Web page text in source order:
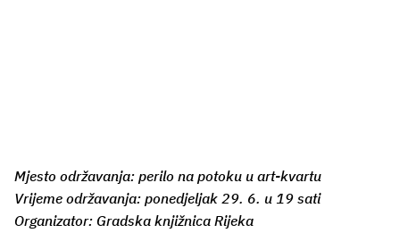
Mjesto održavanja: perilo na potoku u art-kvartu
Vrijeme održavanja: ponedjeljak 29. 6. u 19 sati
Organizator: Gradska knjižnica Rijeka